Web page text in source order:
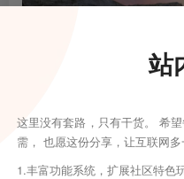
站
这里没有套路，只有干货。 希
需， 也愿这份分享，让互联网多
1.丰富功能系统，扩展社区特色